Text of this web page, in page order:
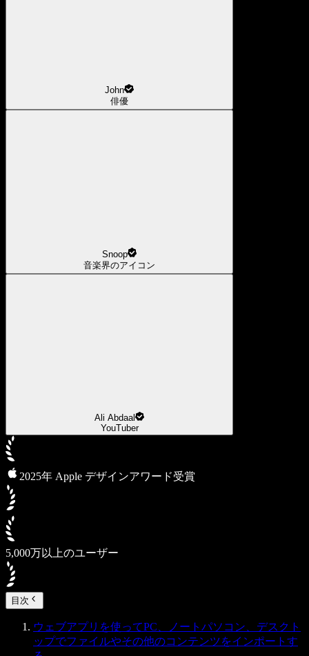
John
俳優
Snoop
音楽界のアイコン
Ali Abdaal
YouTuber
2025年 Apple デザインアワード受賞
5,000万以上のユーザー
目次
ウェブアプリを使ってPC、ノートパソコン、デスクト
ップでファイルやその他のコンテンツをインポートす